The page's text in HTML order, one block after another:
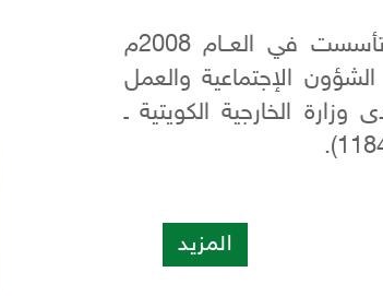
منظمة انسانية تنموية غير حكومــية ، تأسست في العــام 2008م
وزارة الشؤون الإجتماعية والعمل
وزارة الخارجية الكويتية ـ
المزيد